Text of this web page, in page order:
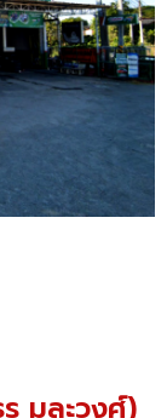
มูละวงศ์)